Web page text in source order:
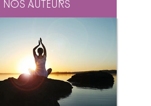
Nos auteurs